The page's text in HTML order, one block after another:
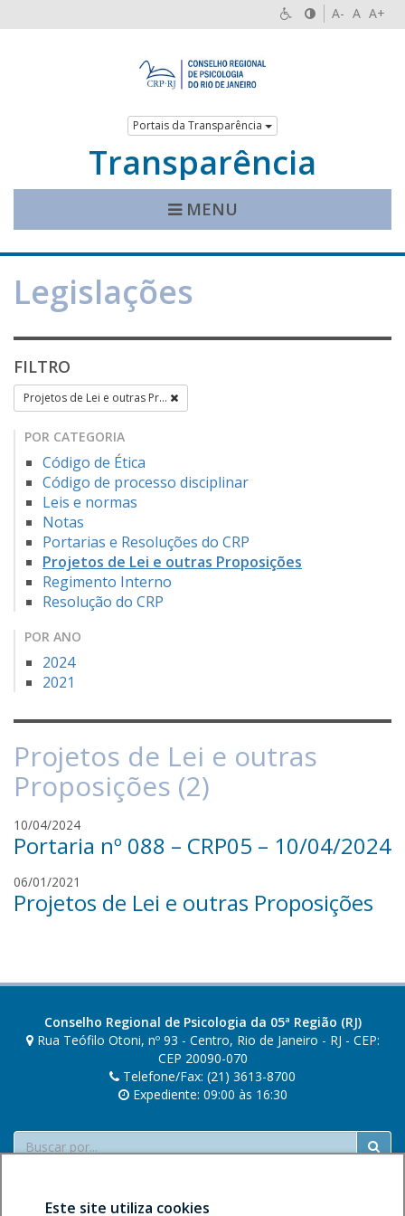
A- A A+
Portais da Transparência
Transparência
MENU
Legislações
FILTRO
Projetos de Lei e outras Pr...
POR CATEGORIA
Código de Ética
Código de processo disciplinar
Leis e normas
Notas
Portarias e Resoluções do CRP
Projetos de Lei e outras Proposições
Regimento Interno
Resolução do CRP
POR ANO
2024
2021
Projetos de Lei e outras
Proposições (2)
10/04/2024r
e
n
v
Portaria nº 088 – CRP05 – 10/04/2024
06/01/2021
a
m
r
e
Projetos de Lei e outras Proposições
Conselho Regional de Psicologia da 05ª Região (RJ)
Rua Teófilo Otoni, nº 93 - Centro, Rio de Janeiro - RJ - CEP:
CEP 20090-070
Telefone/Fax: (21) 3613-8700
Expediente: 09:00 às 16:30
Buscar
Este site utiliza cookies